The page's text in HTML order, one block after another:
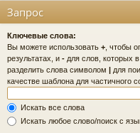
Запрос
Ключевые слова:
Вы можете использовать + , чтобы
результатах, и - для слов, которых
разделить слова символом | для
качестве шаблона для частичного
Искать все слова
Искать любое слово/поиск с